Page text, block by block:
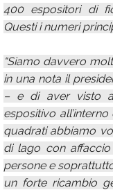
400 espositori di
Questi i numeri
“Siamo davvero
in una nota il
– e di aver visto
espositivo
quadrati abbiamo
di lago con
persone e
un forte ricambio